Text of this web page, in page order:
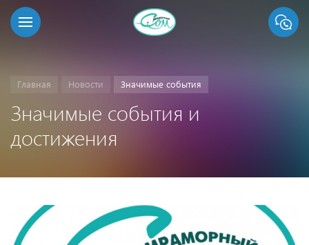
Главная Новости Значимые события
Значимые события и
достижения